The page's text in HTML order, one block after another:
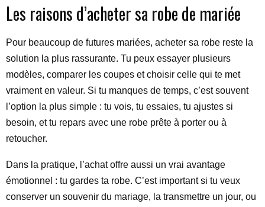
Les raisons d’acheter sa robe de mariée
Pour beaucoup de futures mariées, acheter sa robe reste la
solution la plus rassurante. Tu peux essayer plusieurs
modèles, comparer les coupes et choisir celle qui te met
vraiment en valeur. Si tu manques de temps, c’est souvent
l’option la plus simple : tu vois, tu essaies, tu ajustes si
besoin, et tu repars avec une robe prête à porter ou à
retoucher.
Dans la pratique, l’achat offre aussi un vrai avantage
émotionnel : tu gardes ta robe. C’est important si tu veux
conserver un souvenir du mariage, la transmettre un jour, ou